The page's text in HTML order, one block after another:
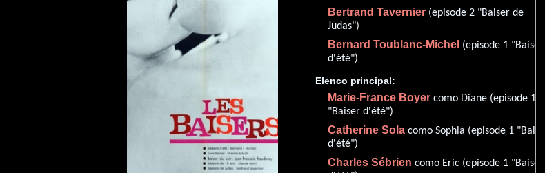
Bertrand Tavernier (episode 2 "Baiser de
Judas")
Bernard Toublanc-Michel (episode 1 "Baiser
d'été")
Elenco principal:
Marie-France Boyer como Diane (episode 1
"Baiser d'été")
Catherine Sola como Sophia (episode 1 "Baiser
d'été")
Charles Sébrien como Eric (episode 1 "Baiser